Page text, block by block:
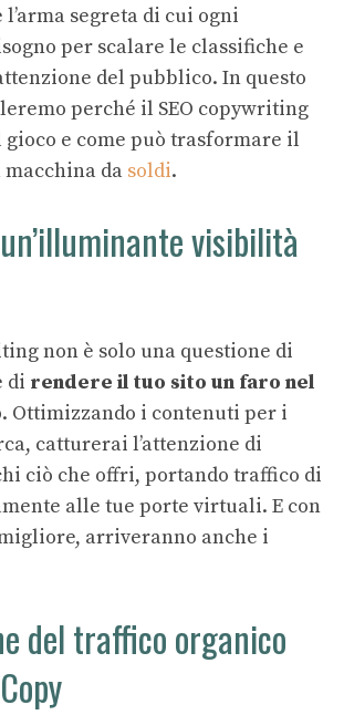
l’arma segreta di cui ogni
per scalare le classifiche e
del pubblico. In questo
perché il SEO copywriting
gioco e come può trasformare il
da soldi.
visibilità
non è solo una questione di
di rendere il tuo sito un faro nel
. Ottimizzando i contenuti per i
catturerai l’attenzione di
ciò che offri, portando traffico di
alle tue porte virtuali. E con
arriveranno anche i
del traffico organico